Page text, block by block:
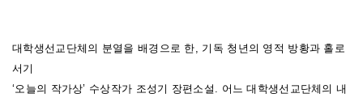
대학생선교단체의 분열을 배경으로 한, 기독 청년의 영적 방황과 홀로
서기
‘오늘의 작가상’ 수상작가 조성기 장편소설. 어느 대학생선교단체의 내